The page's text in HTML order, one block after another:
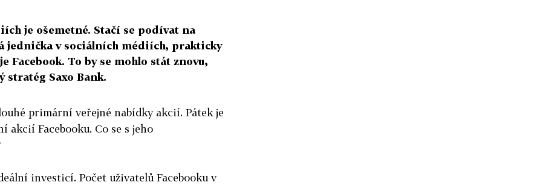
je ošemetné. Stačí se podívat na
jednička v sociálních médiích, prakticky
Facebook. To by se mohlo stát znovu,
stratég Saxo Bank.
primární veřejné nabídky akcií. Pátek je
akcií Facebooku. Co se s jeho
investicí. Počet uživatelů Facebooku v